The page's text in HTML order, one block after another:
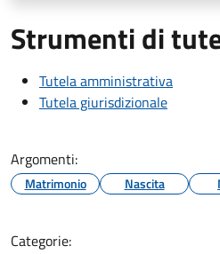
Strumenti di
Tutela amministrativa
Tutela giurisdizionale
Argomenti:
Matrimonio Nascita
Categorie: